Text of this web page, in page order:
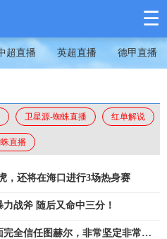
☰
超直播 英超直播 德甲直播
卫星源-蜘蛛直播 红单解说
直播
，还将在海口进行3场热身赛
战斧 随后又命中三分！
全信任图赫尔，非常坚定非常明